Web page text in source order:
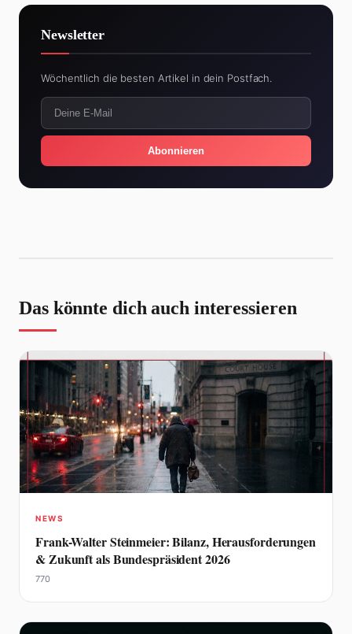
Newsletter
Wöchentlich die besten Artikel in dein Postfach.
Abonnieren
Das könnte dich auch interessieren
NEWS
Frank-Walter Steinmeier: Bilanz, Herausforderungen
& Zukunft als Bundespräsident 2026
770